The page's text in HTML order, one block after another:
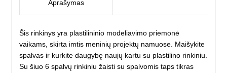
Aprašymas
Šis rinkinys yra plastilininio modeliavimo priemonė
vaikams, skirta imtis meninių projektų namuose. Maišykite
spalvas ir kurkite daugybę naujų kartu su plastilino rinkiniu.
Su šiuo 6 spalvų rinkiniu žaisti su spalvomis taps tikras